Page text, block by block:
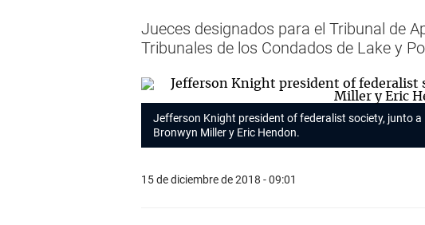
Jueces designados para el Tribunal de
Tribunales de los Condados de Lake y
Jefferson Knight president of federalist society, junto a
Bronwyn Miller y Eric Hendon.
15 de diciembre de 2018 - 09:01